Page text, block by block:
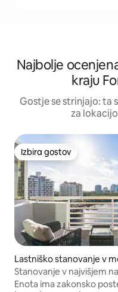
Najbolje
kraju
Gostje se strinjajo: ta
za
Izbira gostov
Izbira gostov
Lastniško stanovanje v
u Centralna plaža
Stanovanje v najvišjem
Pogled na ocean in
Enota ima zakonsko